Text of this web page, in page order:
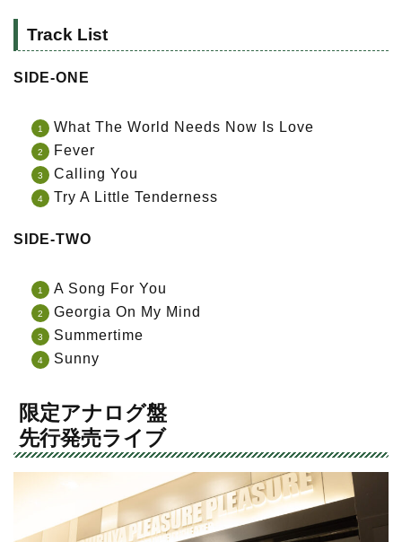
Track List
SIDE-ONE
What The World Needs Now Is Love
Fever
Calling You
Try A Little Tenderness
SIDE-TWO
A Song For You
Georgia On My Mind
Summertime
Sunny
限定アナログ盤
先行発売ライブ